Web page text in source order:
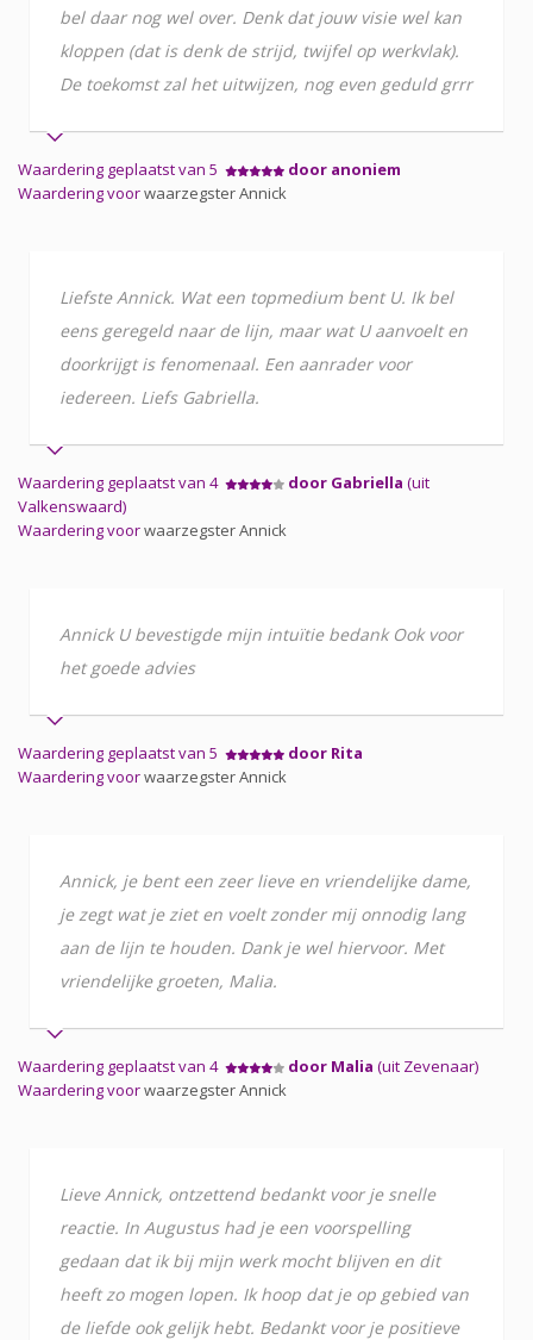
bel daar nog wel over. Denk dat jouw visie wel kan
kloppen (dat is denk de strijd, twijfel op werkvlak).
De toekomst zal het uitwijzen, nog even geduld grrr
Waardering geplaatst van 5
door anoniem
Waardering voorwaarzegster Annick
Liefste Annick. Wat een topmedium bent U. Ik bel
eens geregeld naar de lijn, maar wat U aanvoelt en
doorkrijgt is fenomenaal. Een aanrader voor
iedereen. Liefs Gabriella.
Waardering geplaatst van 4 door Gabriella (uit
Valkenswaard)
Waardering voorwaarzegster Annick
Annick U bevestigde mijn intuïtie bedank Ook voor
het goede advies
Waardering geplaatst van 5
door Rita
Waardering voorwaarzegster Annick
Annick, je bent een zeer lieve en vriendelijke dame,
je zegt wat je ziet en voelt zonder mij onnodig lang
aan de lijn te houden. Dank je wel hiervoor. Met
vriendelijke groeten, Malia.
Waardering geplaatst van 4 door Malia (uit Zevenaar)
Waardering voorwaarzegster Annick
Lieve Annick, ontzettend bedankt voor je snelle
reactie. In Augustus had je een voorspelling
gedaan dat ik bij mijn werk mocht blijven en dit
heeft zo mogen lopen. Ik hoop dat je op gebied van
de liefde ook gelijk hebt. Bedankt voor je positieve